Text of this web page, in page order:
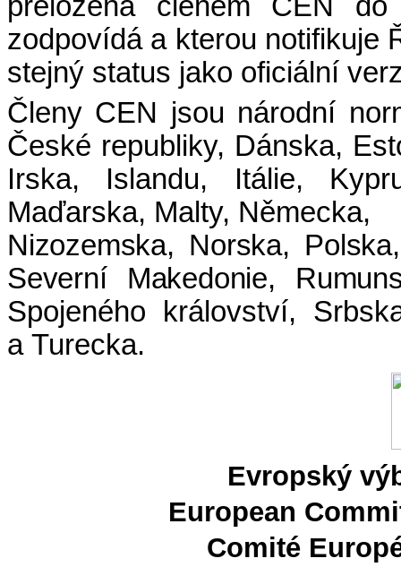
přeložená členem CEN
zodpovídá a kterou notifikuje
stejný status jako oficiální
Členy CEN jsou národní
České republiky, Dánska,
Irska, Islandu, Itálie,
Maďarska, Malty, Německa,
Nizozemska, Norska,
Severní Makedonie,
Spojeného království,
a Turecka.
Evropský
European
Comité